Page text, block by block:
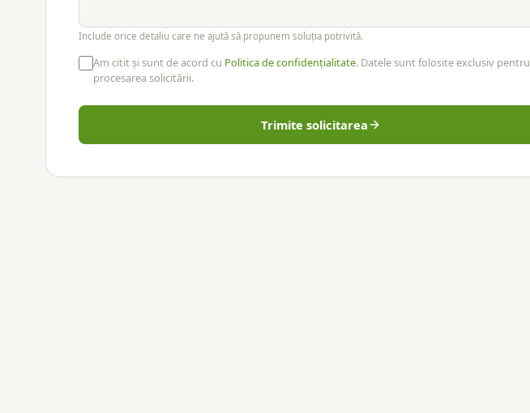
Include orice detaliu care ne ajută să propunem soluția potrivită.
Am citit și sunt de acord cu Politica de confidențialitate. Datele sunt folosite exclusiv pentru
procesarea solicitării.
Trimite solicitarea